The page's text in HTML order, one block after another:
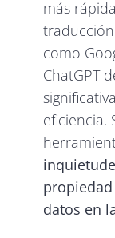
más
como
ChatGPT
eficiencia.
datos en